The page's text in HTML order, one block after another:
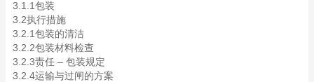
3.1.1包装
3.2执行措施
3.2.1包装的清洁
3.2.2包装材料检查
3.2.3责任 – 包装规定
3.2.4运输与过闸的方案